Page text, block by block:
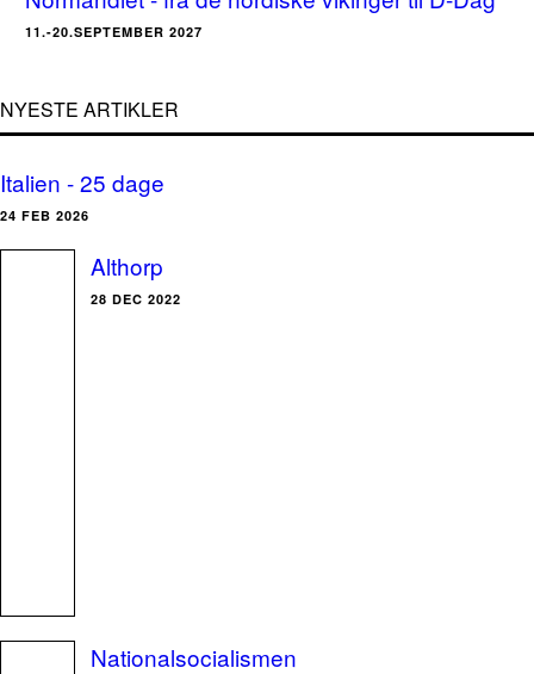
11.-20.SEPTEMBER 2027
NYESTE ARTIKLER
Italien - 25 dage
24 FEB 2026
Althorp
28 DEC 2022
Nationalsocialismen